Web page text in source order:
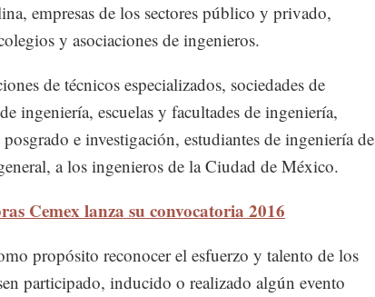
empresas de los sectores público y privado,
y asociaciones de ingenieros.
de técnicos especializados, sociedades de
ingeniería, escuelas y facultades de ingeniería,
e investigación, estudiantes de ingeniería de
a los ingenieros de la Ciudad de México.
Cemex lanza su convocatoria 2016
propósito reconocer el esfuerzo y talento de los
participado, inducido o realizado algún evento